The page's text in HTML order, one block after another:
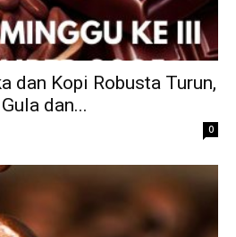
dan Kopi Robusta Turun,
dan...
0